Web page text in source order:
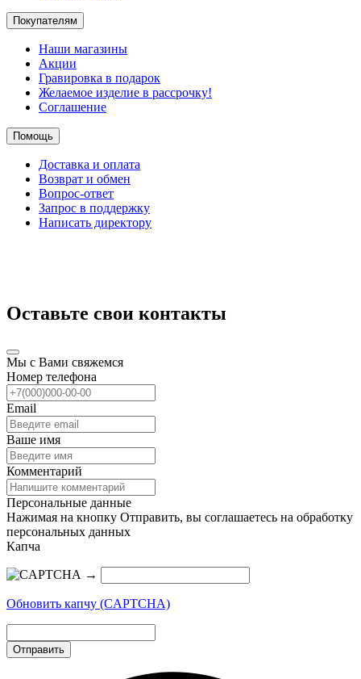
Покупателям
Наши магазины
Акции
Гравировка в подарок
Желаемое изделие в рассрочку!
Соглашение
Помощь
Доставка и оплата
Возврат и обмен
Вопрос-ответ
Запрос в поддержку
Написать директору
Оставьте свои контакты
Мы с Вами свяжемся
Номер телефона
Email
Ваше имя
Комментарий
Персональные данные
Нажимая на кнопку Отправить, вы соглашаетесь на обработку
персональных данных
Капча
→
Обновить капчу (CAPTCHA)
Отправить